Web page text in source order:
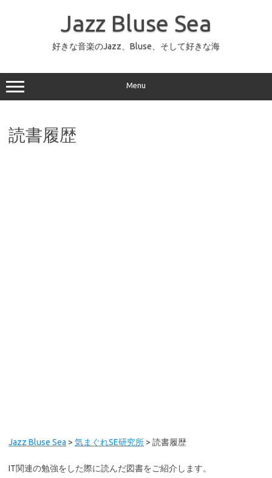
ッ
プ
Jazz Bluse Sea
好きな音楽のJazz、Bluse、そして好きな海
Menu
読書履歴
Jazz Bluse Sea > 気まぐれSE研究所> 読書履歴
IT関連の勉強をした際に読んだ図書をご紹介します。